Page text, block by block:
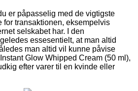
er påpasselig med de vigtigste
transaktionen, eksempelvis
selskabet har. I den
essesentielt, at man altid
man altid vil kunne påvise
Glow Whipped Cream (50 ml),
efter varer til en kvinde eller